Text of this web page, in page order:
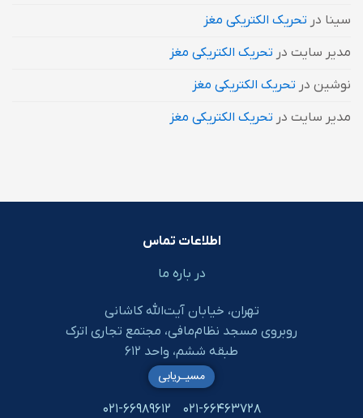
سینا در تحریک الکتریکی مغز
مدیر سایت در تحریک الکتریکی مغز
نوشین در تحریک الکتریکی مغز
مدیر سایت در تحریک الکتریکی مغز
اطلاعات تماس
در باره ما
تهران، خیابان آیت‌الله کاشانی
روبروی مسجد نظام‌مافی، مجتمع تجاری اترک
طبقه ششم، واحد ۶۱۲
۰۲۱-۶۶۴۶۳۷۲۸
۰۲۱-۶۶۹۸۹۶۱۲
مسیـریابی